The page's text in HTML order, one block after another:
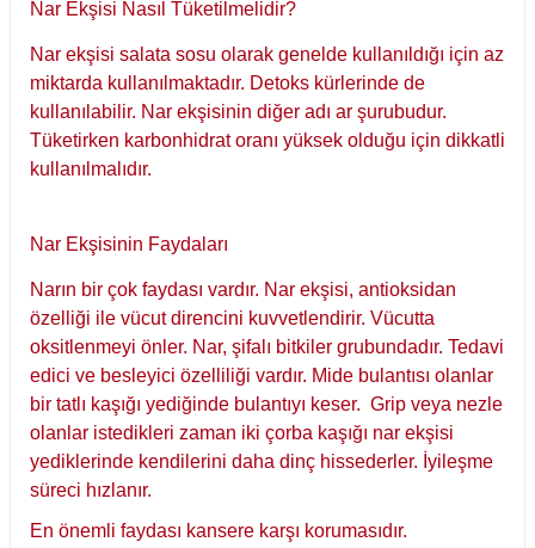
Nar Ekşisi Nasıl Tüketilmelidir?
Nar ekşisi salata sosu olarak genelde kullanıldığı için az
miktarda kullanılmaktadır. Detoks kürlerinde de
kullanılabilir. Nar ekşisinin diğer adı ar şurubudur.
Tüketirken karbonhidrat oranı yüksek olduğu için dikkatli
kullanılmalıdır.
Nar Ekşisinin Faydaları
Narın bir çok faydası vardır. Nar ekşisi, antioksidan
özelliği ile vücut direncini kuvvetlendirir. Vücutta
oksitlenmeyi önler. Nar, şifalı bitkiler grubundadır. Tedavi
edici ve besleyici özelliliği vardır. Mide bulantısı olanlar
bir tatlı kaşığı yediğinde bulantıyı keser. Grip veya nezle
olanlar istedikleri zaman iki çorba kaşığı nar ekşisi
yediklerinde kendilerini daha dinç hissederler. İyileşme
süreci hızlanır.
En önemli faydası kansere karşı korumasıdır.